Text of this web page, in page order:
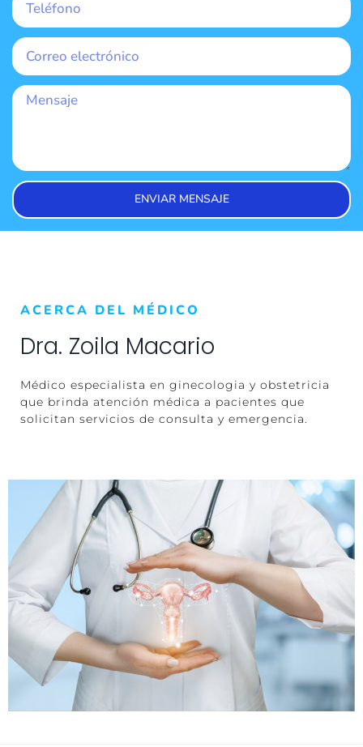
ENVIAR MENSAJE
ACERCA DEL MÉDICO
Dra. Zoila Macario
Médico especialista en ginecologia y obstetricia
que brinda atención médica a pacientes que
solicitan servicios de consulta y emergencia.